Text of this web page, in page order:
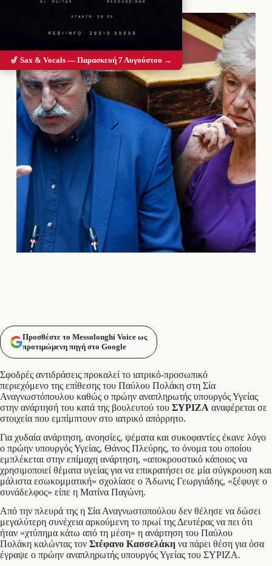
Προσθέστε το Messolonghi Voice ως
προτιμώμενη πηγή στο Google
Σφοδρές αντιδράσεις προκαλεί το ιατρικό-προσωπικό
περιεχόμενο της επίθεσης του Παύλου Πολάκη στη Σία
Αναγνωστόπουλου καθώς ο πρώην αναπληρωτής υπουργός Υγείας
στην ανάρτησή του κατά της βουλευτού του ΣΥΡΙΖΑ αναφέρεται σε
στοιχεία που εμπίμπτουν στο ιατρικό απόρρητο.
Για χυδαία ανάρτηση, ανοησίες, ψέματα και συκοφαντίες έκανε λόγο
ο πρώην υπουργός Υγείας, Θάνος Πλεύρης, το όνομα του οποίου
εμπλέκεται στην επίμαχη ανάρτηση, «αποκρουστικό κάποιος να
χρησιμοποιεί θέματα υγείας για να επικρατήσει σε μία σύγκρουση και
μάλιστα εσωκομματική» σχολίασε ο Άδωνις Γεωργιάδης, «ξέφυγε ο
συνάδελφος» είπε η Ματίνα Παγώνη.
Από την πλευρά της η Σία Αναγνωστοπούλου δεν θέλησε να δώσει
μεγαλύτερη συνέχεια αρκούμενη το πρωί της Δευτέρας να πει ότι
ήταν «χτύπημα κάτω από τη μέση» η ανάρτηση του Παύλου
Πολάκη καλώντας τον Στέφανο Κασσελάκη να πάρει θέση για όσα
έγραψε ο πρώην αναπληρωτής υπουργός Υγείας του ΣΥΡΙΖΑ.
🎷 Sax & Vocals — Παρασκευή 7 Αυγούστου →